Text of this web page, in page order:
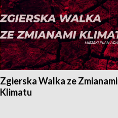
Zgierska Walka ze Zmianami
Klimatu